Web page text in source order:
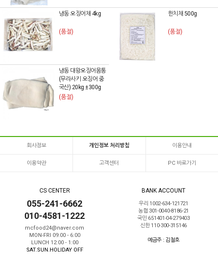
냉동 오징어채 4kg
(품절)
한치채 500g
(품절)
냉동 대왕오징어몸통
(무라사키 오징어 중
국산) 20kg ±300g
(품절)
회사정보 개인정보 처리방침 이용안내
이용약관 고객센터 PC 바로가기
CS CENTER
055-241-6662
010-4581-1222
mcfood24@naver.com
MON-FRI 09:00 - 6:00
LUNCH 12:00 - 1:00
SAT.SUN.HOLIDAY OFF
BANK ACCOUNT
우리 1002-634-121721
농협 301-0040-8186-21
국민 651401-04-279403
신한 110-300-315146
예금주 : 김철호